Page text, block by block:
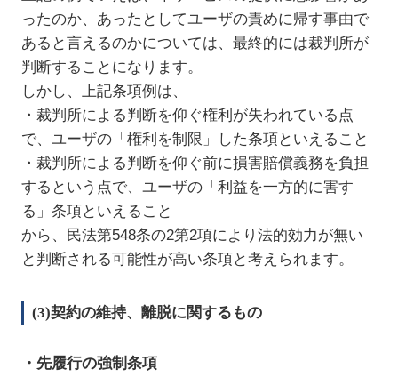
ったのか、あったとしてユーザの責めに帰す事由で
あると言えるのかについては、最終的には裁判所が
判断することになります。
しかし、上記条項例は、
・裁判所による判断を仰ぐ権利が失われている点
で、ユーザの「権利を制限」した条項といえること
・裁判所による判断を仰ぐ前に損害賠償義務を負担
するという点で、ユーザの「利益を一方的に害す
る」条項といえること
から、民法第548条の2第2項により法的効力が無い
と判断される可能性が高い条項と考えられます。
(3)契約の維持、離脱に関するもの
・先履行の強制条項